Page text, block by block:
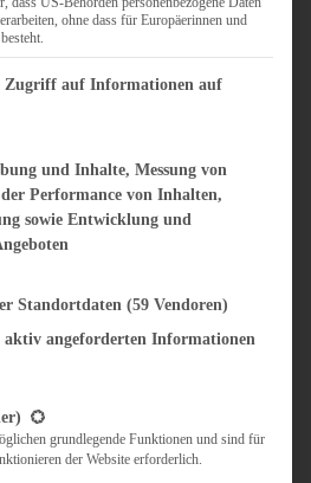
TARTES & QUICHES
REIS & RISOTTO
SALATE & SNACKS
SUPPENKASPEREIEN
VORSPEISEN
SÜSS & HERZHAFT
BROTAUFSTRICH
DIPS, SAUCEN, CHUTNEYS
KÜCHENGESCHENKE
UNTERWEGS
ohne dass für Europäerinnen und
der Zwecke des IAB Transparency and Consent
Zugriff auf Informationen auf
und Inhalte, Messung von
Performance von Inhalten,
sowie Entwicklung und
Standortdaten (59 Vendoren)
aktiv angeforderten Informationen
für die eine Einwilligung erteilt werden
grundlegende Funktionen und sind für
der Website erforderlich.